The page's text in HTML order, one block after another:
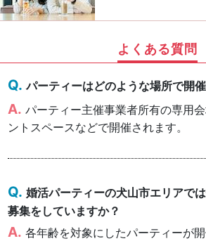
よくある質問
パーティーはどのような場所で開
パーティー主催事業者所有の専用
ントスペースなどで開催されます。
婚活パーティーの犬山市エリアで
募集をしていますか？
各年齢を対象にしたパーティーが開